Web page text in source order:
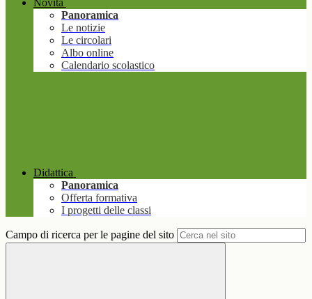
Novità
Panoramica
Le notizie
Le circolari
Albo online
Calendario scolastico
Didattica
Panoramica
Offerta formativa
I progetti delle classi
Campo di ricerca per le pagine del sito